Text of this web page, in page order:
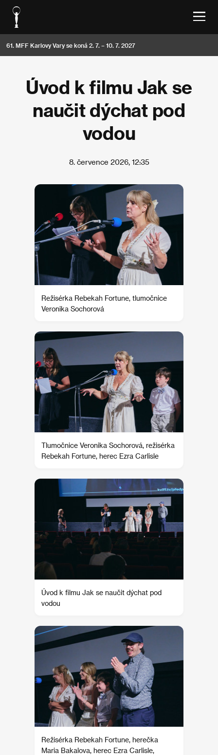
61. MFF Karlovy Vary se koná 2. 7. – 10. 7. 2027
Úvod k filmu Jak se
naučit dýchat pod
vodou
8. července 2026, 12:35
Režisérka Rebekah Fortune, tlumočnice
Veronika Sochorová
Tlumočnice Veronika Sochorová, režisérka
Rebekah Fortune, herec Ezra Carlisle
Úvod k filmu Jak se naučit dýchat pod
vodou
Režisérka Rebekah Fortune, herečka
Maria Bakalova, herec Ezra Carlisle,